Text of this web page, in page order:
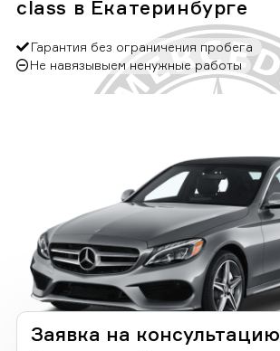
class в Екатеринбурге
Гарантия без ограничения пробега
Не навязывыем ненужные работы
Заявка на консультацию